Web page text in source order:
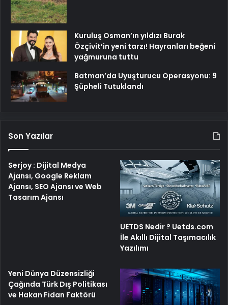
Kuruluş Osman’ın yıldızı Burak
Özçivit’in yeni tarzı! Hayranları beğeni
yağmuruna tuttu
Batman’da Uyuşturucu Operasyonu: 9
Şüpheli Tutuklandı
Son Yazılar
Serjoy : Dijital Medya
Ajansı, Google Reklam
Ajansı, SEO Ajansı ve Web
Tasarım Ajansı
UETDS Nedir ? Uetds.com
İle Akıllı Dijital Taşımacılık
Yazılımı
Yeni Dünya Düzensizliği
Çağında Türk Dış Politikası
ve Hakan Fidan Faktörü